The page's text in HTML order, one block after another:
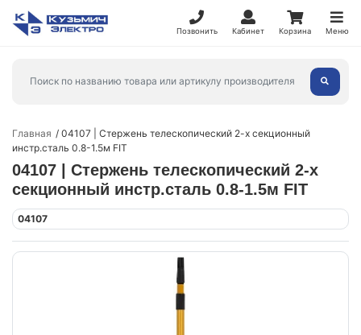
Позвонить Кабинет Корзина Меню
Главная
04107 | Стержень телескопический 2-х секционный
инстр.сталь 0.8-1.5м FIT
04107 | Стержень телескопический 2-х
секционный инстр.сталь 0.8-1.5м FIT
04107